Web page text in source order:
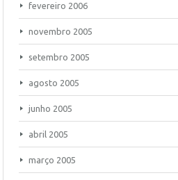
fevereiro 2006
novembro 2005
setembro 2005
agosto 2005
junho 2005
abril 2005
março 2005